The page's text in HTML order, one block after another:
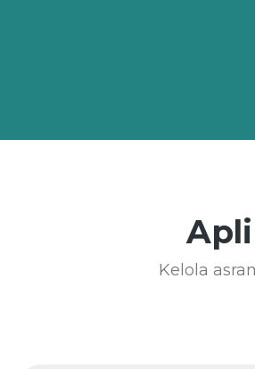
Kelola